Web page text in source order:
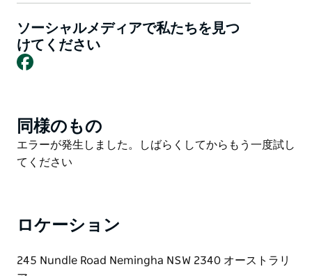
スにも近く、オーストラリア家畜馬センターへも車で短
時間で行くことができます。
冷蔵庫、紅茶・コーヒーメーカー、屋外席を備えた納屋
があります。
る際には、ドッグランをご利用いただけます。
敷地からは、母馬と子馬が草を食む牧草地を見下ろす谷
の景色が広がり、丘陵地帯や200エーカーの牧草地へと
ソーシャルメディアで私たちを見つ
けてください
Facebook
Product
List
同様のもの
Product
List
エラーが発生しました。しばらくしてからもう一度試し
てください
ロケーション
245 Nundle Road Nemingha NSW 2340 オーストラリ